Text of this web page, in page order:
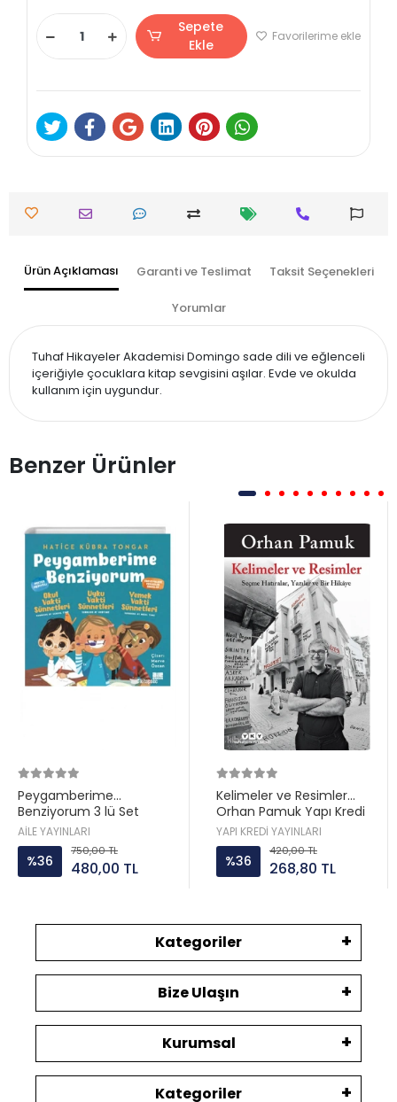
Sepete
Ekle
Favorilerime ekle
Ürün Açıklaması Garanti ve Teslimat Taksit Seçenekleri
Yorumlar
Tuhaf Hikayeler Akademisi Domingo sade dili ve eğlenceli
içeriğiyle çocuklara kitap sevgisini aşılar. Evde ve okulda
kullanım için uygundur.
Benzer Ürünler
Peygamberime
Benziyorum 3 lü Set
Hatice Kübra Tongar Aile
Yayın
AİLE YAYINLARI
%36
750,00 TL
480,00 TL
Kelimeler ve Resimler
Orhan Pamuk Yapı Kredi
YAPI KREDİ YAYINLARI
%36
420,00 TL
268,80 TL
Kategoriler
Bize Ulaşın
Kurumsal
Kategoriler